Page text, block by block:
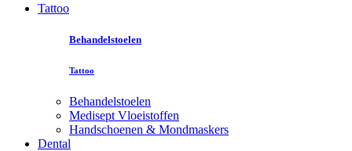
Tattoo
Behandelstoelen
Tattoo
Behandelstoelen
Medisept Vloeistoffen
Handschoenen & Mondmaskers
Dental